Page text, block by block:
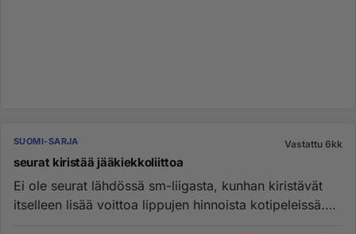
SUOMI-SARJA Vastattu 6kk
seurat kiristää jääkiekkoliittoa
Ei ole seurat lähdössä sm-liigasta, kunhan kiristävät
itselleen lisää voittoa lippujen hinnoista kotipeleissä.